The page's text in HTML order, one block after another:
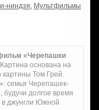
ниндзя Мультфильмы
«Черепашки
основана на
Том Грей.
семья Черепашек-
будучи долгое время
в джунгли Южной